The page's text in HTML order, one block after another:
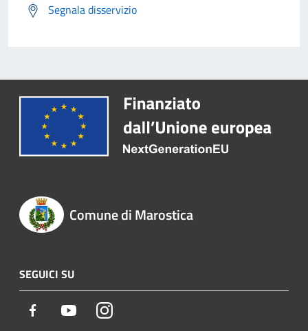
Segnala disservizio
Comune di Marostica
SEGUICI SU
Facebook YoutubeInstagram